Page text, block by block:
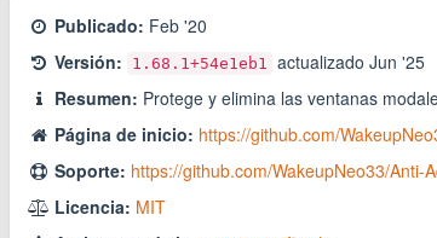
Publicado: Feb '20
Versión:
1.68.1+54e1eb1 actualizado Jun '25
Resumen: Protege y elimina las ventanas
Página de inicio: https://github.com/
Soporte: https://github.com/WakeupNeo33/Anti-
Licencia: MIT